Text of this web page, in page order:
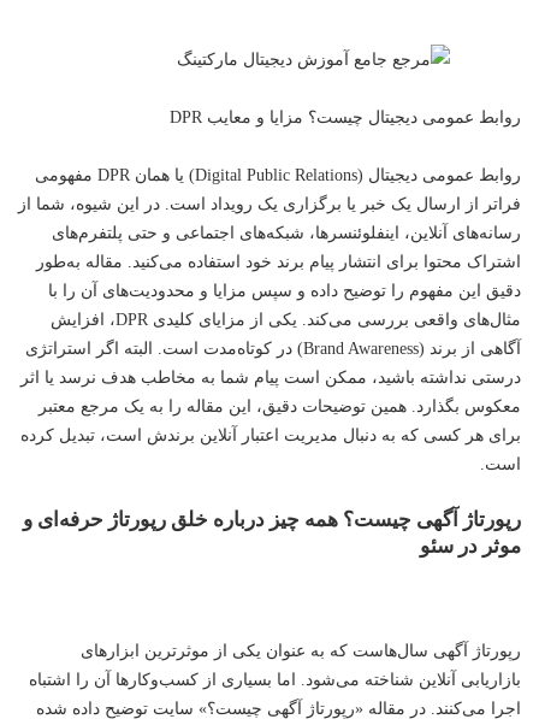
روابط عمومی دیجیتال چیست؟ مزایا و معایب DPR
روابط عمومی دیجیتال (Digital Public Relations) یا همان DPR مفهومی
فراتر از ارسال یک خبر یا برگزاری یک رویداد است. در این شیوه، شما از
رسانه‌های آنلاین، اینفلوئنسرها، شبکه‌های اجتماعی و حتی پلتفرم‌های
اشتراک محتوا برای انتشار پیام برند خود استفاده می‌کنید. مقاله به‌طور
دقیق این مفهوم را توضیح داده و سپس مزایا و محدودیت‌های آن را با
مثال‌های واقعی بررسی می‌کند. یکی از مزایای کلیدی DPR، افزایش
آگاهی از برند (Brand Awareness) در کوتاه‌مدت است. البته اگر استراتژی
درستی نداشته باشید، ممکن است پیام شما به مخاطب هدف نرسد یا اثر
معکوس بگذارد. همین توضیحات دقیق، این مقاله را به یک مرجع معتبر
برای هر کسی که به دنبال مدیریت اعتبار آنلاین برندش است، تبدیل کرده
است.
رپورتاژ آگهی چیست؟ همه چیز درباره خلق رپورتاژ حرفه‌ای و
موثر در سئو
رپورتاژ آگهی سال‌هاست که به عنوان یکی از موثرترین ابزارهای
بازاریابی آنلاین شناخته می‌شود. اما بسیاری از کسب‌وکارها آن را اشتباه
اجرا می‌کنند. در مقاله «رپورتاژ آگهی چیست؟» سایت توضیح داده شده